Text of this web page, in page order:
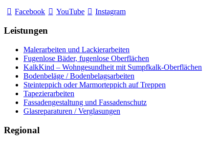
Facebook
YouTube Instagram
Leistungen
Malerarbeiten und Lackierarbeiten
Fugenlose Bäder, fugenlose Oberflächen
KalkKind – Wohngesundheit mit Sumpfkalk-Oberflächen
Bodenbeläge / Bodenbelagsarbeiten
Steinteppich oder Marmorteppich auf Treppen
Tapezierarbeiten
Fassadengestaltung und Fassadenschutz
Glasreparaturen / Verglasungen
Regional